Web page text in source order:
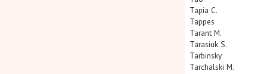
Tapia C.
Tappes
Tarant M.
Tarasiuk S.
Tarbinsky
Tarchalski M.